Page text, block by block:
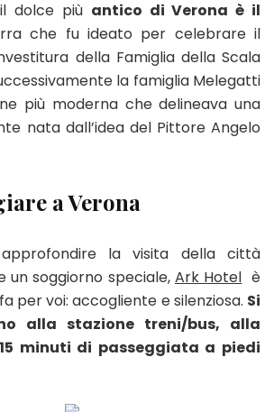
dolce più antico di Verona è il
che fu ideato per celebrare il
della Famiglia della Scala
la famiglia Melegatti
più moderna che delineava una
nata dall’idea del Pittore Angelo
a Verona
la visita della città
un soggiorno speciale, Ark Hotel è
per voi: accogliente e silenziosa. Si
alla stazione treni/bus, alla
minuti di passeggiata a piedi